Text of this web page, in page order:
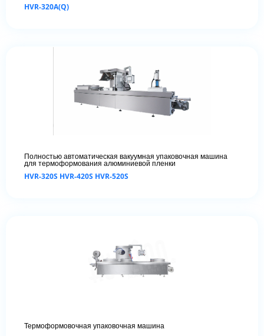
HVR-320A(Q)
Полностью автоматическая вакуумная упаковочная машина
для термоформования алюминиевой пленки
HVR-320S HVR-420S HVR-520S
Термоформовочная упаковочная машина